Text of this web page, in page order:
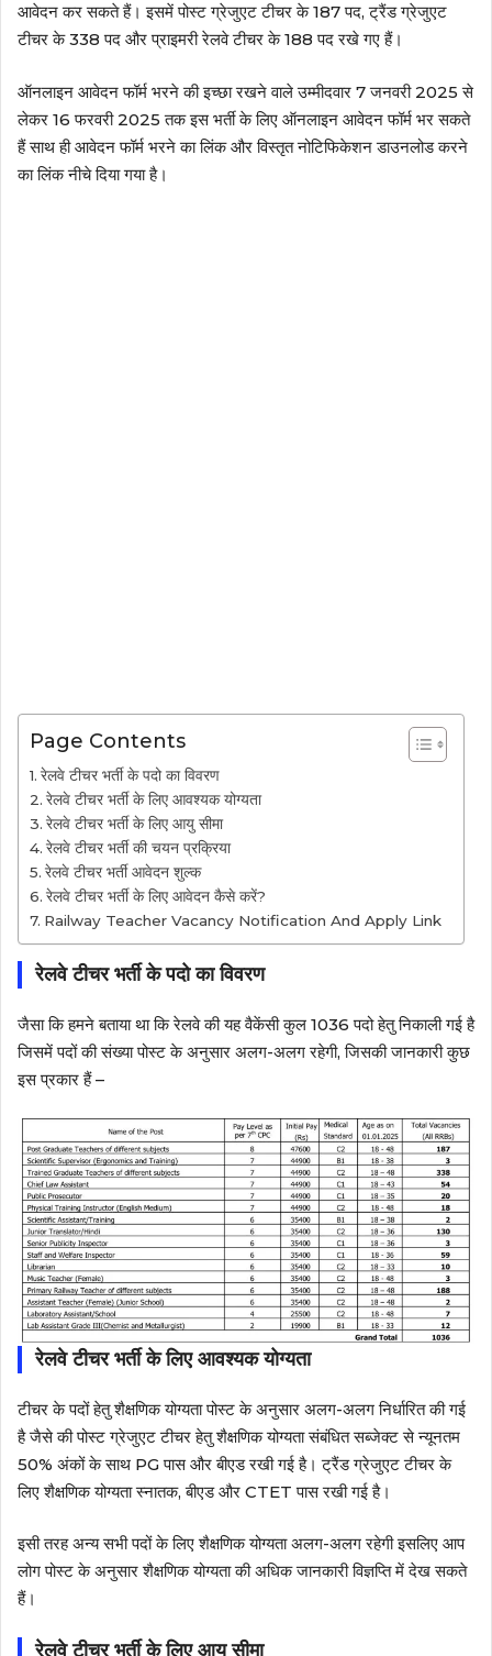
आवेदन कर सकते हैं। इसमें पोस्ट ग्रेजुएट टीचर के 187 पद, ट्रैंड ग्रेजुएट
टीचर के 338 पद और प्राइमरी रेलवे टीचर के 188 पद रखे गए हैं।
ऑनलाइन आवेदन फॉर्म भरने की इच्छा रखने वाले उम्मीदवार 7 जनवरी 2025 से
लेकर 16 फरवरी 2025 तक इस भर्ती के लिए ऑनलाइन आवेदन फॉर्म भर सकते
हैं साथ ही आवेदन फॉर्म भरने का लिंक और विस्तृत नोटिफिकेशन डाउनलोड करने
का लिंक नीचे दिया गया है।
Page Contents
रेलवे टीचर भर्ती के पदो का विवरण
रेलवे टीचर भर्ती के लिए आवश्यक योग्यता
रेलवे टीचर भर्ती के लिए आयु सीमा
रेलवे टीचर भर्ती की चयन प्रक्रिया
रेलवे टीचर भर्ती आवेदन शुल्क
रेलवे टीचर भर्ती के लिए आवेदन कैसे करें?
Railway Teacher Vacancy Notification And Apply Link
रेलवे टीचर भर्ती के पदो का विवरण
जैसा कि हमने बताया था कि रेलवे की यह वैकेंसी कुल 1036 पदो हेतु निकाली गई है
जिसमें पदों की संख्या पोस्ट के अनुसार अलग-अलग रहेगी, जिसकी जानकारी कुछ
इस प्रकार हैं –
रेलवे टीचर भर्ती के लिए आवश्यक योग्यता
टीचर के पदों हेतु शैक्षणिक योग्यता पोस्ट के अनुसार अलग-अलग निर्धारित की गई
है जैसे की पोस्ट ग्रेजुएट टीचर हेतु शैक्षणिक योग्यता संबंधित सब्जेक्ट से न्यूनतम
50% अंकों के साथ PG पास और बीएड रखी गई है। ट्रैंड ग्रेजुएट टीचर के
लिए शैक्षणिक योग्यता स्नातक, बीएड और CTET पास रखी गई है।
इसी तरह अन्य सभी पदों के लिए शैक्षणिक योग्यता अलग-अलग रहेगी इसलिए आप
लोग पोस्ट के अनुसार शैक्षणिक योग्यता की अधिक जानकारी विज्ञप्ति में देख सकते
हैं।
रेलवे टीचर भर्ती के लिए आयु सीमा